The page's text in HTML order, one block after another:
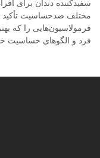
سفیدکننده دندان برای
مختلف ضدحساسیت تأکید
فرمولاسیون‌هایی را که
فرد و الگوهای حساسیت